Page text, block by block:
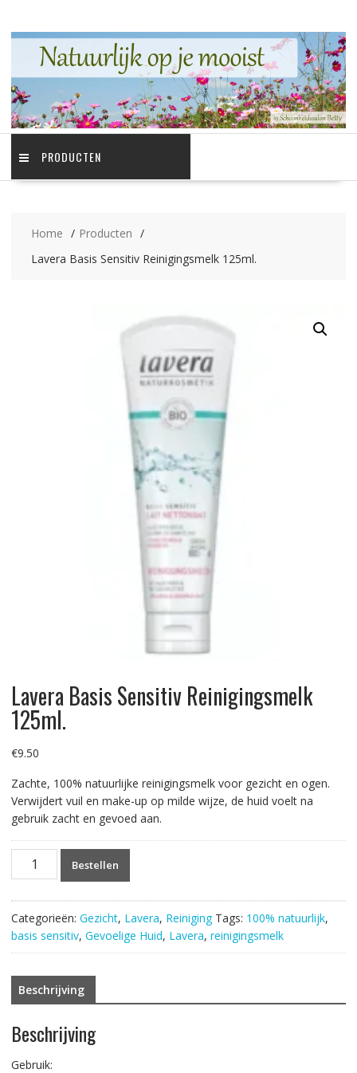
de
PRODUCTEN
Home
Producten
Lavera Basis Sensitiv Reinigingsmelk 125ml.
Lavera Basis Sensitiv Reinigingsmelk
125ml.
€9.50
Zachte, 100% natuurlijke reinigingsmelk voor gezicht en ogen.
Verwijdert vuil en make-up op milde wijze, de huid voelt na
gebruik zacht en gevoed aan.
Lavera
125ml.
aantal
Bestellen
Categorieën: Gezicht, Lavera, Reiniging Tags: 100% natuurlijk,
basis sensitiv, Gevoelige Huid, Lavera, reinigingsmelk
Beschrijving
Beschrijving
Gebruik: